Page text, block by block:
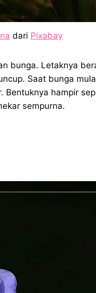
dari Pixabay
bunga. Letaknya
Saat bunga
Bentuknya hampir
sempurna.